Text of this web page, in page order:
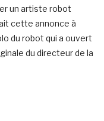
un artiste robot
cette annonce à
du robot qui a ouvert
du directeur de la